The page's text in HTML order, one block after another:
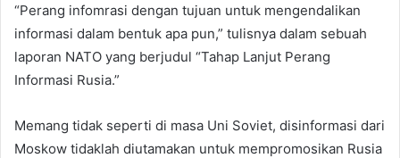
“Perang infomrasi dengan tujuan untuk mengendalikan
informasi dalam bentuk apa pun,” tulisnya dalam sebuah
laporan NATO yang berjudul “Tahap Lanjut Perang
Informasi Rusia.”
Memang tidak seperti di masa Uni Soviet, disinformasi dari
Moskow tidaklah diutamakan untuk mempromosikan Rusia